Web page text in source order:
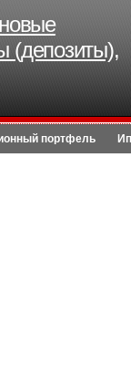
(депозиты),
портфель